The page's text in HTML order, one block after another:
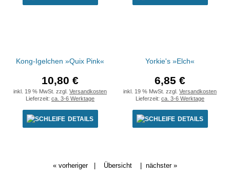
Kong-Igelchen »Quix Pink«
10,80 €
inkl. 19 % MwSt. zzgl. Versandkosten
Lieferzeit: ca. 3-6 Werktage
DETAILS
Yorkie's »Elch«
6,85 €
inkl. 19 % MwSt. zzgl. Versandkosten
Lieferzeit: ca. 3-6 Werktage
DETAILS
« vorheriger| Übersicht nächster »